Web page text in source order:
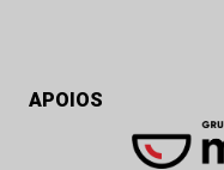
APOIOS